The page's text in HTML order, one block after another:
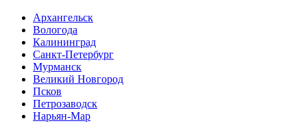
Архангельск
Вологода
Калининград
Санкт-Петербург
Мурманск
Великий Новгород
Псков
Петрозаводск
Нарьян-Мар